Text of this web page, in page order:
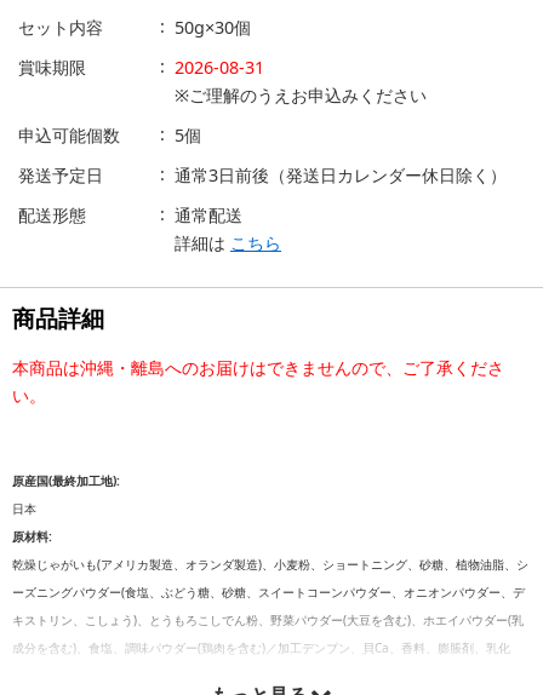
セット内容
50g×30個
賞味期限
2026-08-31
※ご理解のうえお申込みください
申込可能個数
5個
発送予定日
通常3日前後（発送日カレンダー休日除く）
配送形態
通常配送
詳細は こちら
商品詳細
本商品は沖縄・離島へのお届けはできませんので、ご了承くださ
い。
原産国(最終加工地):
日本
原材料:
乾燥じゃがいも(アメリカ製造、オランダ製造)、小麦粉、ショートニング、砂糖、植物油脂、シ
ーズニングパウダー(食塩、ぶどう糖、砂糖、スイートコーンパウダー、オニオンパウダー、デ
キストリン、こしょう)、とうもろこしでん粉、野菜パウダー(大豆を含む)、ホエイパウダー(乳
成分を含む)、食塩、調味パウダー(鶏肉を含む)／加工デンプン、貝Ca、香料、膨脹剤、乳化